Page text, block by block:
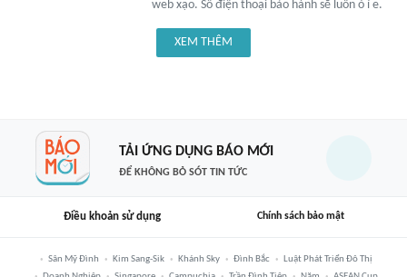
web xạo. Số điện thoại bảo hành sẽ luôn ò í e.
XEM THÊM
TẢI ỨNG DỤNG BÁO MỚI
ĐỂ KHÔNG BỎ SÓT TIN TỨC
Điều khoản sử dụng Chính sách bảo mật
Sân Mỹ Đình Kim Sang-Sik Khánh Sky Đình Bắc
Luật Phát Triển Đô Thị